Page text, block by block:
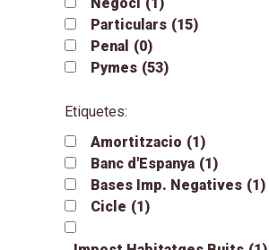
Particulars (15)
Penal (0)
Pymes (53)
Etiquetes:
Amortitzacio (1)
Banc d'Espanya (1)
Bases Imp. Negatives (1)
Cicle (1)